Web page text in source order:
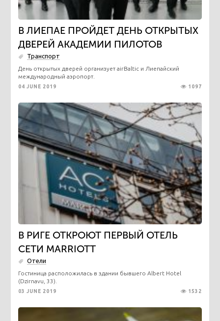
В ЛИЕПАЕ ПРОЙДЕТ ДЕНЬ ОТКРЫТЫХ
ДВЕРЕЙ АКАДЕМИИ ПИЛОТОВ
Транспорт
День открытых дверей организует airBaltic и Лиепайский
международный аэропорт.
04 JUNE 2019 1097
В РИГЕ ОТКРОЮТ ПЕРВЫЙ ОТЕЛЬ
СЕТИ MARRIOTT
Отели
Гостиница расположилась в здании бывшего Albert Hotel
(Dzirnavu, 33).
03 JUNE 2019 1532